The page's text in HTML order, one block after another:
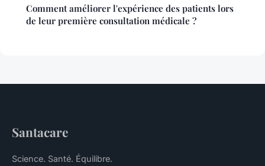
Comment améliorer l'expérience des patients lors
de leur première consultation médicale ?
Santacare
Science. Santé. Équilibre.